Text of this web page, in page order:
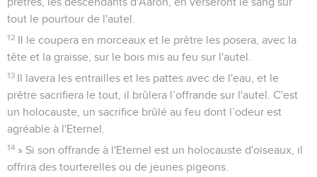
tout le pourtour de l'autel.
12 Il le coupera en morceaux et le prêtre les posera, avec la
tête et la graisse, sur le bois mis au feu sur l'autel.
13 Il lavera les entrailles et les pattes avec de l'eau, et le
prêtre sacrifiera le tout, il brûlera l’offrande sur l'autel. C'est
un holocauste, un sacrifice brûlé au feu dont l’odeur est
agréable à l'Eternel.
14 » Si son offrande à l'Eternel est un holocauste d'oiseaux, il
offrira des tourterelles ou de jeunes pigeons.